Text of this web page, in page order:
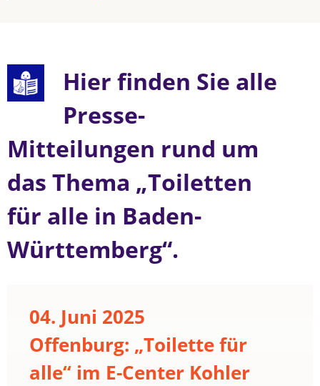
Hier finden Sie alle
Presse-
Mitteilungen rund um
das Thema „Toiletten
für alle in Baden-
Württemberg“.
04. Juni 2025
Offenburg: „Toilette für
alle“ im E-Center Kohler